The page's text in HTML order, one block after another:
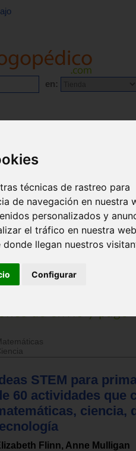
técnicas de rastreo para
de navegación en nuestra
personalizados y
el tráfico en nuestra
llegan nuestros
Configurar
en:
STEM para
60 actividades que
ciencia,
Flinn, Anne Mulligan